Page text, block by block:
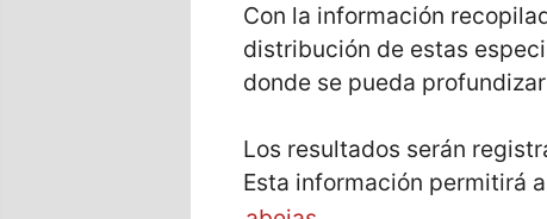
Con la información
distribución de estas
donde se pueda
Los resultados serán
Esta información permitirá